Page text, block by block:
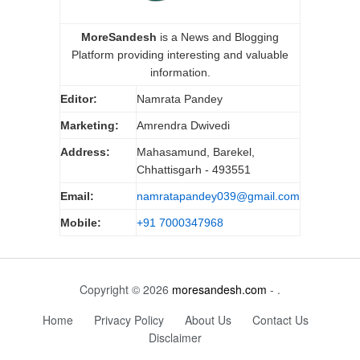
MoreSandesh is a News and Blogging
Platform providing interesting and valuable
information.
Editor: Namrata Pandey
Marketing: Amrendra Dwivedi
Address:
Mahasamund, Barekel,
Chhattisgarh - 493551
Email: namratapandey039@gmail.com
Mobile: +91 7000347968
Copyright © 2026 moresandesh.com - .
Home
Privacy Policy About Us
Contact Us
Disclaimer